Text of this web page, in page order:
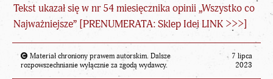
Tekst ukazał się w nr 54 miesięcznika opinii „Wszystko co
Najważniejsze” [PRENUMERATA: Sklep Idei LINK >>>]
Materiał chroniony prawem autorskim. Dalsze
rozpowszechnianie wyłącznie za zgodą wydawcy.
7 lipca
2023